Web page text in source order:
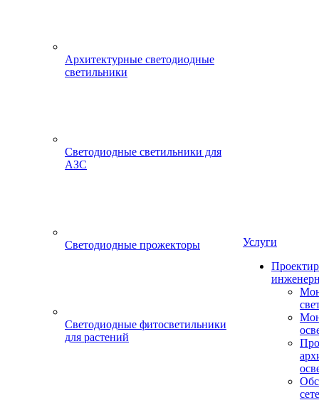
Архитектурные светодиодные
светильники
Светодиодные светильники для
АЗС
Светодиодные прожекторы
Светодиодные фитосветильники
для растений
Услуги